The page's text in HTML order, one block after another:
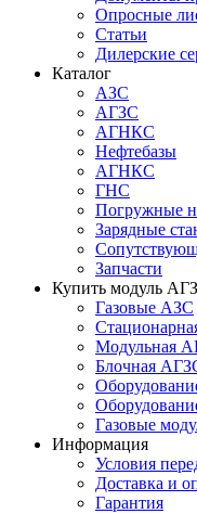
Опросные
Статьи
Дилерские
Каталог
АЗС
АГЗС
АГНКС
Нефтебазы
АГНКС
ГНС
Погружные
Зарядные
Запчасти
Купить модуль
Газовые АЗС
Модульная
Блочная
Газовые
Информация
Условия
Доставка и
Гарантия